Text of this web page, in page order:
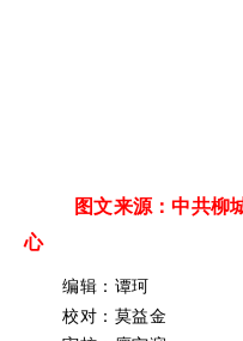
图文来源：中共
心
编辑：谭珂
校对：莫益金